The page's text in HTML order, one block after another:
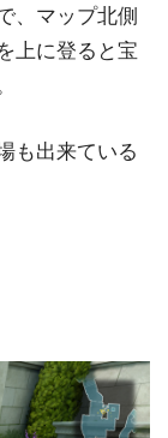
、マップ北側
上に登ると宝
も出来ている